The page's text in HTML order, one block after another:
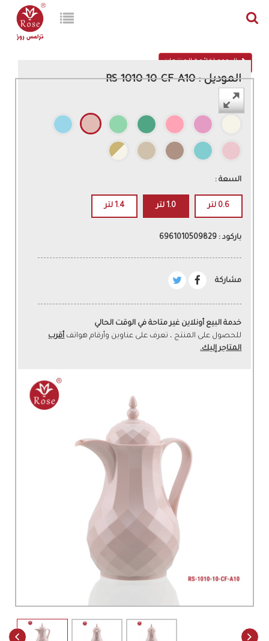
الرجوع لقائمة المنتجات
الموديل : RS-1010-10-CF-A10
اللون :
السعة :
0.6 لتر 1.0 لتر 1.4 لتر
باركود : 6961010509829
مشاركة
خدمة البيع أونلاين غير متاحة في الوقت الحالي
للحصول على المنتج ، تعرف على عناوين وأرقام هواتفأقرب
المتاجر إليك.